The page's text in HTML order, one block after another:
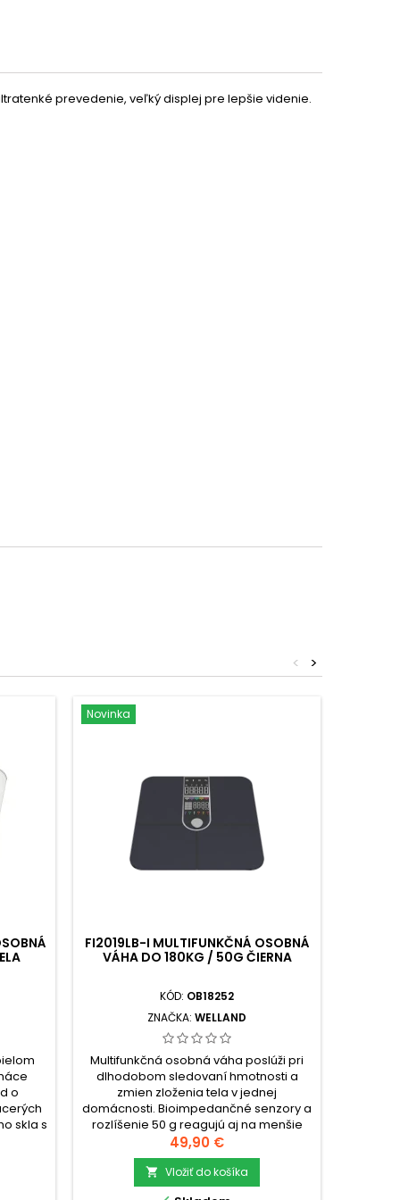
prevedenie, veľký displej pre lepšie videnie.
>
<
o
skla s
sa
180
Novinka
FI2019LB-I MULTIFUNKČNÁ OSOBNÁ
VÁHA DO 180KG / 50G ČIERNA
KÓD: OB18252
ZNAČKA: WELLAND
Multifunkčná osobná váha poslúži pri
dlhodobom sledovaní hmotnosti a
zmien zloženia tela v jednej
domácnosti. Bioimpedančné senzory a
rozlíšenie 50 g reagujú aj na menšie
výkyvy, pričom údaje sa po spárovaní
prenášajú do aplikácie Fitdays pre
prehľad v
grafoch.check_circleVáživosť: 180
Cena
49,90 €
 Vložiť do košíka